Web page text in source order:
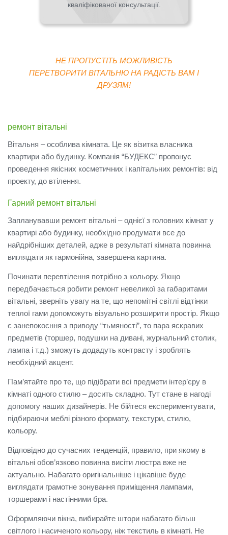
кваліфікованої консультації.
НЕ ПРОПУСТІТЬ МОЖЛИВІСТЬ
ПЕРЕТВОРИТИ ВІТАЛЬНЮ НА РАДІСТЬ ВАМ І
ДРУЗЯМ!
ремонт вітальні
Вітальня – особлива кімната. Це як візитка власника
квартири або будинку. Компанія “БУДЕКС” пропонує
проведення якісних косметичних і капітальних ремонтів: від
проекту, до втілення.
Гарний ремонт вітальні
Запланувавши ремонт вітальні – однієї з головних кімнат у
квартирі або будинку, необхідно продумати все до
найдрібніших деталей, адже в результаті кімната повинна
виглядати як гармонійна, завершена картина.
Починати перевтілення потрібно з кольору. Якщо
передбачається робити ремонт невеликої за габаритами
вітальні, зверніть увагу на те, що непомітні світлі відтінки
теплої гами допоможуть візуально розширити простір. Якщо
є занепокоєння з приводу “тьмяності”, то пара яскравих
предметів (торшер, подушки на дивані, журнальний столик,
лампа і т.д.) зможуть додадуть контрасту і зроблять
необхідний акцент.
Пам’ятайте про те, що підібрати всі предмети інтер’єру в
кімнаті одного стилю – досить складно. Тут стане в нагоді
допомогу наших дизайнерів. Не бійтеся експериментувати,
підбираючи меблі різного формату, текстури, стилю,
кольору.
Відповідно до сучасних тенденцій, правило, при якому в
вітальні обов’язково повинна висіти люстра вже не
актуально. Набагато оригінальніше і цікавіше буде
виглядати грамотне зонування приміщення лампами,
торшерами і настінними бра.
Оформляючи вікна, вибирайте штори набагато більш
світлого і насиченого кольору, ніж текстиль в кімнаті. Не